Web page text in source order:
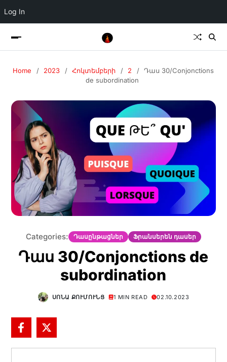
Log In
Home 2023 Հոկտեմբերի 2
Դաս 30/Conjonctions
de subordination
Categories: Դասընթացներ Ֆրանսերեն դասեր
Դաս 30/Conjonctions de
subordination
ՍՈՆԱ ՔՈՒՄՈՒՆՑ 1 MIN READ 02.10.2023